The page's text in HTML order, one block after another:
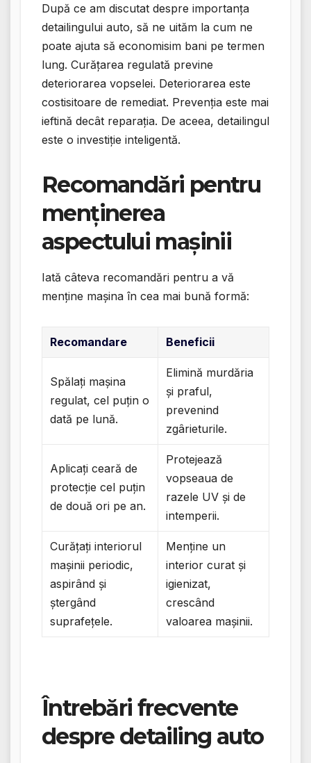
După ce am discutat despre importanța
detailingului auto, să ne uităm la cum ne
poate ajuta să economisim bani pe termen
lung. Curățarea regulată previne
deteriorarea vopselei. Deteriorarea este
costisitoare de remediat. Prevenția este mai
ieftină decât reparația. De aceea, detailingul
este o investiție inteligentă.
Recomandări pentru
menținerea
aspectului mașinii
Iată câteva recomandări pentru a vă
menține mașina în cea mai bună formă:
Recomandare Beneficii
Spălați mașina
regulat, cel puțin o
dată pe lună.
Elimină murdăria
și praful,
prevenind
zgârieturile.
Aplicați ceară de
protecție cel puțin
de două ori pe an.
Protejează
vopseaua de
razele UV și de
intemperii.
Curățați interiorul
mașinii periodic,
aspirând și
ștergând
suprafețele.
Menține un
interior curat și
igienizat,
crescând
valoarea mașinii.
Întrebări frecvente
despre detailing auto